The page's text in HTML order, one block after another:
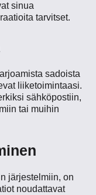
sinua
tarvitset.
sadoista
liiketoimintaasi.
sähköpostiin,
tai muihin
järjestelmiin, on
noudattavat